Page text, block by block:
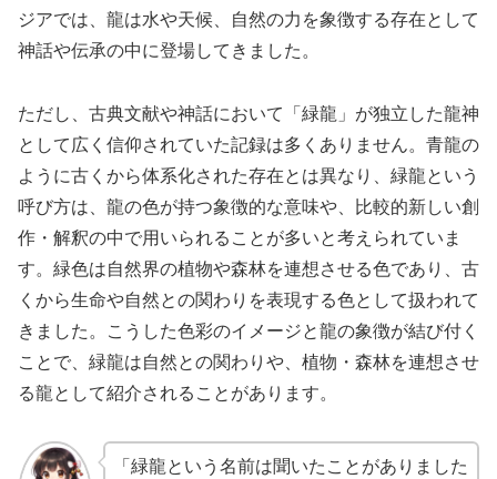
ジアでは、龍は水や天候、自然の力を象徴する存在として
神話や伝承の中に登場してきました。
ただし、古典文献や神話において「緑龍」が独立した龍神
として広く信仰されていた記録は多くありません。青龍の
ように古くから体系化された存在とは異なり、緑龍という
呼び方は、龍の色が持つ象徴的な意味や、比較的新しい創
作・解釈の中で用いられることが多いと考えられていま
す。緑色は自然界の植物や森林を連想させる色であり、古
くから生命や自然との関わりを表現する色として扱われて
きました。こうした色彩のイメージと龍の象徴が結び付く
ことで、緑龍は自然との関わりや、植物・森林を連想させ
る龍として紹介されることがあります。
「緑龍という名前は聞いたことがありました